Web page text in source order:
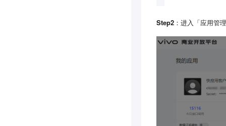
Step2 ：进入「应用管